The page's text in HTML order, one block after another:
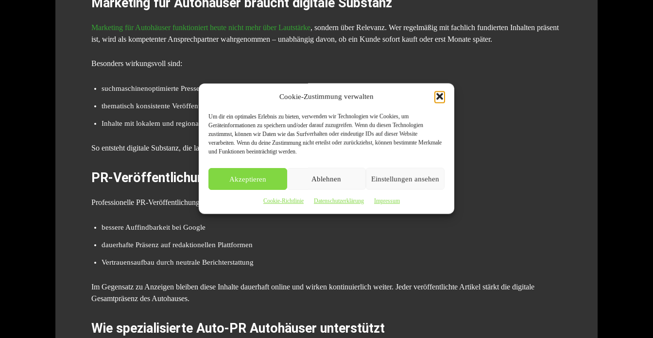
Cookie-Zustimmung verwalten
Um dir ein optimales Erlebnis zu bieten, verwenden wir Technologien wie Cookies, um
Geräteinformationen zu speichern und/oder darauf zuzugreifen. Wenn du diesen Technologien
zustimmst, können wir Daten wie das Surfverhalten oder eindeutige IDs auf dieser Website
verarbeiten. Wenn du deine Zustimmung nicht erteilst oder zurückziehst, können bestimmte Merkmale
und Funktionen beeinträchtigt werden.
Akzeptieren Ablehnen Einstellungen ansehen
Cookie-Richtlinie Datenschutzerklärung Impressum
Marketing für Autohäuser funktioniert heute nicht mehr über Lautstärke, sondern über Relevanz. Wer regelmäßig mit fachlich fundierten Inhalten präsent
ist, wird als kompetenter Ansprechpartner wahrgenommen – unabhängig davon, ob ein Kunde sofort kauft oder erst Monate später.
Besonders wirkungsvoll sind:
suchmaschinenoptimierte Presseartikel
thematisch konsistente Veröffentlichungen
Inhalte mit lokalem und regionalem Bezug
So entsteht digitale Substanz, die langfristig wirkt.
PR-Veröffentlichungen als strategisches Instrument
Professionelle PR-Veröffentlichungen bieten Autohäusern mehrere Vorteile gleichzeitig:
bessere Auffindbarkeit bei Google
dauerhafte Präsenz auf redaktionellen Plattformen
Vertrauensaufbau durch neutrale Berichterstattung
Im Gegensatz zu Anzeigen bleiben diese Inhalte dauerhaft online und wirken kontinuierlich weiter. Jeder veröffentlichte Artikel stärkt die digitale
Gesamtpräsenz des Autohauses.
Wie spezialisierte Auto-PR Autohäuser unterstützt